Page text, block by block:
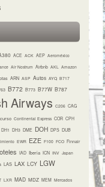
ACE ACK AEP Aeroméxico
Air Nostrum Airbnb AKL Amazon
ARN ASP Autos AYQ B717
B772 B773 B77W B787
Airways C206 CAG
Continental Express COR CPH
DH1 DH3 DME DOH DPS DUB
EWR EZE F100 FCO Finnair
IAD Iberia ICN INV Japan
LAS LAX LCY LGW
LXR MAD MDZ MEM Mercados